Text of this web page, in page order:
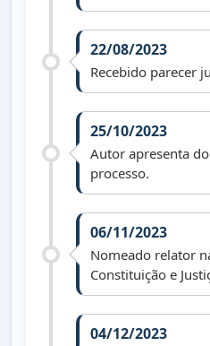
22/08/2023
Recebido parecer
25/10/2023
Autor apresenta
processo.
06/11/2023
Nomeado relator
Constituição e
04/12/2023